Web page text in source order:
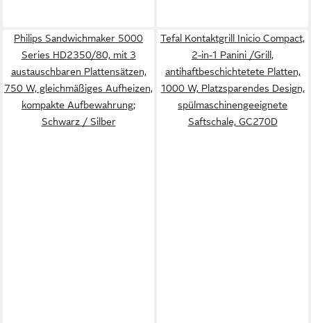
Philips Sandwichmaker 5000
Series HD2350/80, mit 3
austauschbaren Plattensätzen,
750 W, gleichmäßiges Aufheizen,
kompakte Aufbewahrung;
Schwarz / Silber
Tefal Kontaktgrill Inicio Compact,
2-in-1 Panini /Grill,
antihaftbeschichtetete Platten,
1000 W, Platzsparendes Design,
spülmaschinengeeignete
Saftschale, GC270D